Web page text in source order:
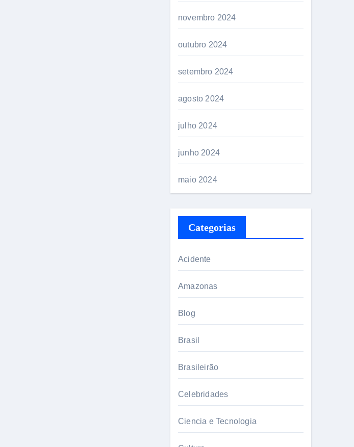
novembro 2024
outubro 2024
setembro 2024
agosto 2024
julho 2024
junho 2024
maio 2024
Categorias
Acidente
Amazonas
Blog
Brasil
Brasileirão
Celebridades
Ciencia e Tecnologia